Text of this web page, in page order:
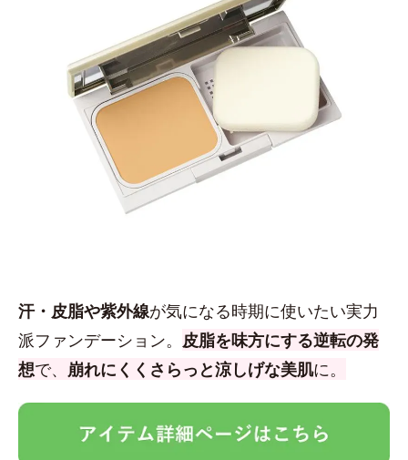
汗・皮脂や紫外線が気になる時期に使いたい実力
派ファンデーション。 皮脂を味方にする逆転の発
想で、 崩れにくくさらっと涼しげな美肌に。